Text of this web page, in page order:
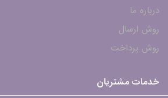
درباره ما
روش ارسال
روش پرداخت
خدمات مشتریان